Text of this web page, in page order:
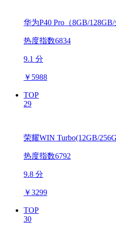
华为P40 Pro（8GB/128GB/
热度指数6834
9.1 分
￥ 5988
TOP
29
荣耀WIN Turbo(12GB/
热度指数6792
9.8 分
￥3299
TOP
30